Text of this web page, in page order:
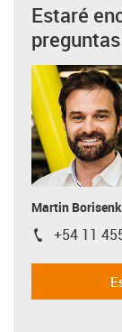
Estaré
Martin
igus-icon-
+54 11